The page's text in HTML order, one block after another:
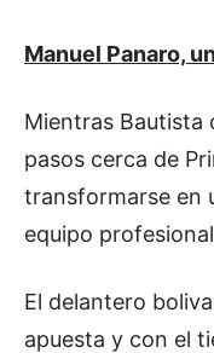
Manuel Panaro,
Mientras Bautista
pasos cerca de
transformarse en
equipo
El delantero
apuesta y con el